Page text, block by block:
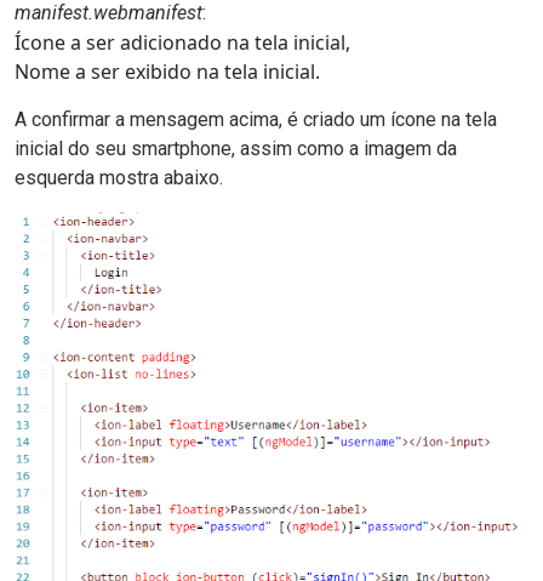
manifest.webmanifest:
Ícone a ser adicionado na tela inicial,
Nome a ser exibido na tela inicial.
A confirmar a mensagem acima, é criado um ícone na tela
inicial do seu smartphone, assim como a imagem da
esquerda mostra abaixo.